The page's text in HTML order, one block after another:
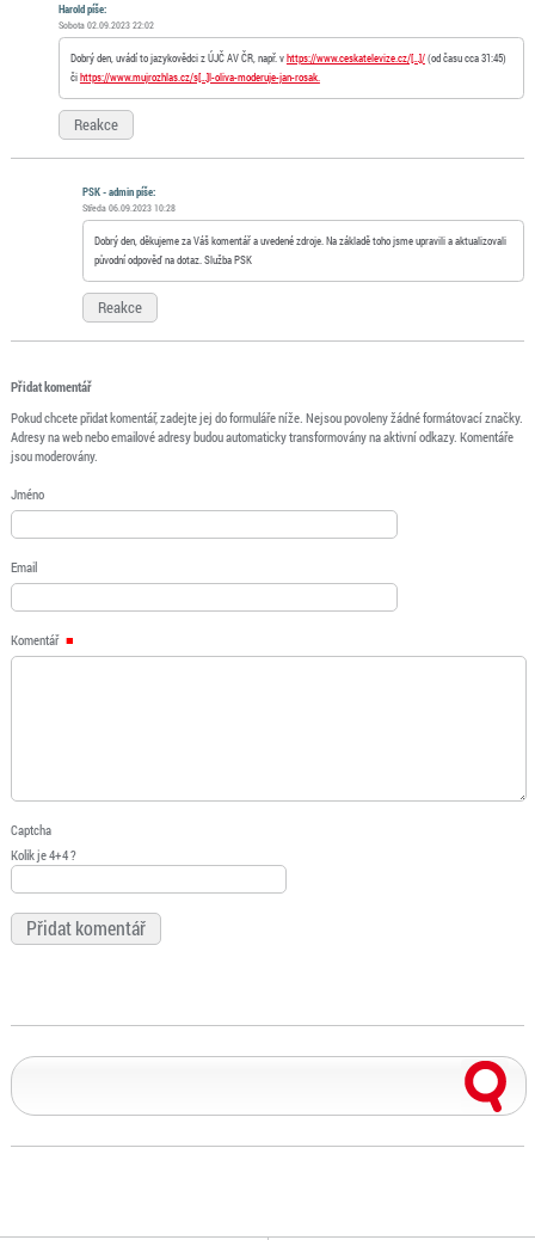
Harold píše:
Sobota 02.09.2023 22:02
Dobrý den, uvádí to jazykovědci z ÚJČ AV ČR, např. vhttps://www.ceskatelevize.cz/[…]/(od času cca 31:45)
čihttps://www.mujrozhlas.cz/s[…]l-oliva-moderuje-jan-rosak.
Reakce
PSK - admin píše:
Středa 06.09.2023 10:28
Dobrý den, děkujeme za Váš komentář a uvedené zdroje. Na základě toho jsme upravili a aktualizovali
původní odpověď na dotaz. Služba PSK
Reakce
Přidat komentář
Pokud chcete přidat komentář, zadejte jej do formuláře níže. Nejsou povoleny žádné formátovací značky.
Adresy na web nebo emailové adresy budou automaticky transformovány na aktivní odkazy. Komentáře
jsou moderovány.
Jméno
Email
Komentář
Captcha
Kolik je 4+4 ?